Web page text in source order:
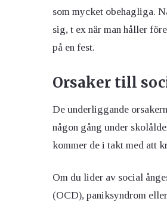
som mycket obehagliga.
sig, t ex när man håller
på en fest.
Orsaker till
De underliggande
någon gång under
kommer de i takt med att
Om du lider av social
(OCD), paniksyndrom